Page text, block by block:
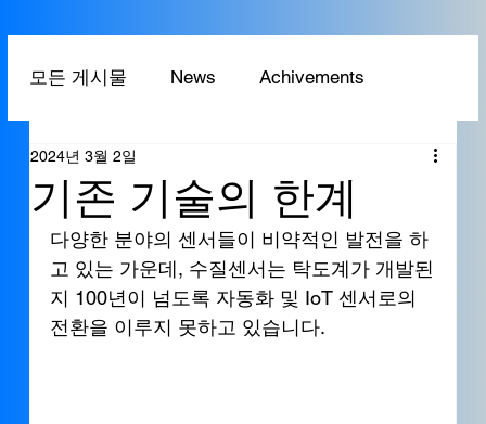
모든 게시물 News Achivements
Technology
기존 기술의 한계
2024년 3월 2일
다양한 분야의 센서들이 비약적인 발전을 하
고 있는 가운데, 수질센서는 탁도계가 개발된
지 100년이 넘도록 자동화 및 IoT 센서로의
전환을 이루지 못하고 있습니다.